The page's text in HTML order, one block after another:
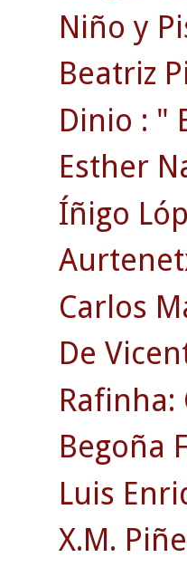
Niño y
Beatriz
Dinio : "
Esther
Íñigo
Carlos
De
Rafinha:
Begoña
Luis
X.M.